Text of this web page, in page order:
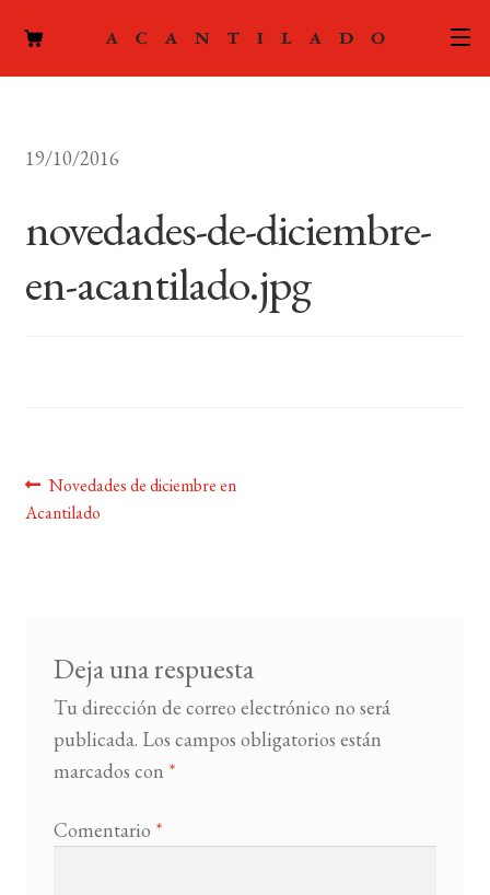
ACTUALIDAD
PODCAST
MI CUENTA
19/10/2016
novedades-de-diciembre-
en-acantilado.jpg
Navegación
de
Anterior:
Novedades de diciembre en
Acantilado
Deja una respuesta
Tu dirección de correo electrónico no será
publicada. Los campos obligatorios están
marcados con *
Comentario *